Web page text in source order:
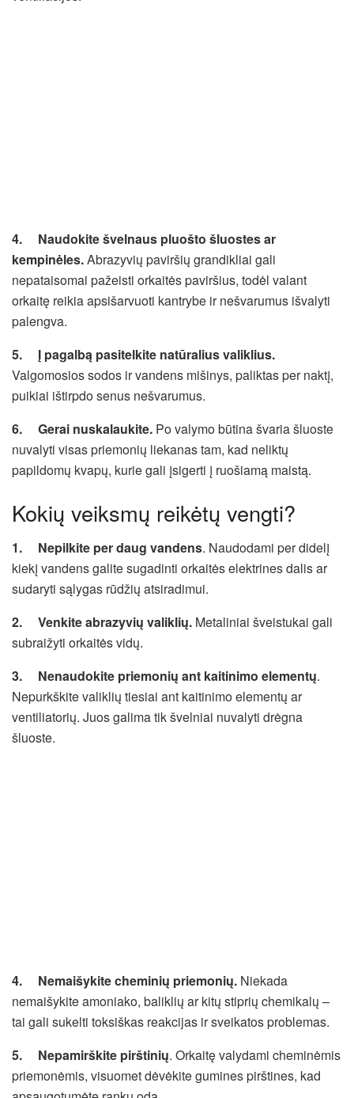
4. Naudokite švelnaus pluošto šluostes ar
kempinėles.Abrazyvių paviršių grandikliai gali
nepataisomai pažeisti orkaitės paviršius, todėl valant
orkaitę reikia apsišarvuoti kantrybe ir nešvarumus išvalyti
palengva.
5. Į pagalbą pasitelkite natūralius valiklius.
Valgomosios sodos ir vandens mišinys, paliktas per naktį,
puikiai ištirpdo senus nešvarumus.
6. Gerai nuskalaukite. Po valymo būtina švaria šluoste
nuvalyti visas priemonių liekanas tam, kad neliktų
papildomų kvapų, kurie gali įsigerti į ruošiamą maistą.
Kokių veiksmų reikėtų vengti?
1. Nepilkite per daug vandens. Naudodami per didelį
kiekį vandens galite sugadinti orkaitės elektrines dalis ar
sudaryti sąlygas rūdžių atsiradimui.
2. Venkite abrazyvių valiklių. Metaliniai šveistukai gali
subraižyti orkaitės vidų.
3. Nenaudokite priemonių ant kaitinimo elementų.
Nepurkškite valiklių tiesiai ant kaitinimo elementų ar
ventiliatorių. Juos galima tik švelniai nuvalyti drėgna
šluoste.
4. Nemaišykite cheminių priemonių. Niekada
nemaišykite amoniako, baliklių ar kitų stiprių chemikalų –
tai gali sukelti toksiškas reakcijas ir sveikatos problemas.
5. Nepamirškite pirštinių. Orkaitę valydami cheminėmis
priemonėmis, visuomet dėvėkite gumines pirštines, kad